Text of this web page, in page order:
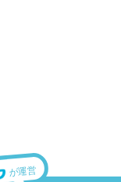
が運営